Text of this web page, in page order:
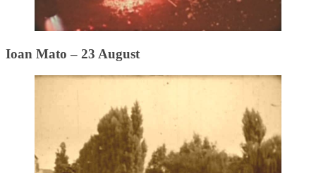
Ioan Mato – 23 August